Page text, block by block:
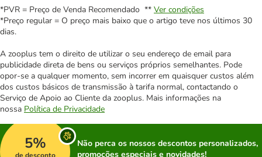
*PVR = Preço de Venda Recomendado ** Ver condições
*Preço regular = O preço mais baixo que o artigo teve nos últimos 30
dias.
A zooplus tem o direito de utilizar o seu endereço de email para
publicidade direta de bens ou serviços próprios semelhantes. Pode
opor-se a qualquer momento, sem incorrer em quaisquer custos além
dos custos básicos de transmissão à tarifa normal, contactando o
Serviço de Apoio ao Cliente da zooplus. Mais informações na
nossa Política de Privacidade
5%
de desconto
Não perca os nossos descontos personalizados,
promoções especiais e novidades!